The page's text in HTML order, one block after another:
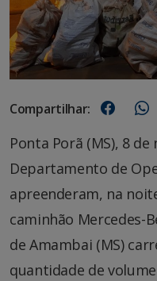
Compartilhar:
Ponta Porã (MS), 8
Departamento de
apreenderam, na
caminhão Mercedes-
de Amambai (MS)
quantidade de